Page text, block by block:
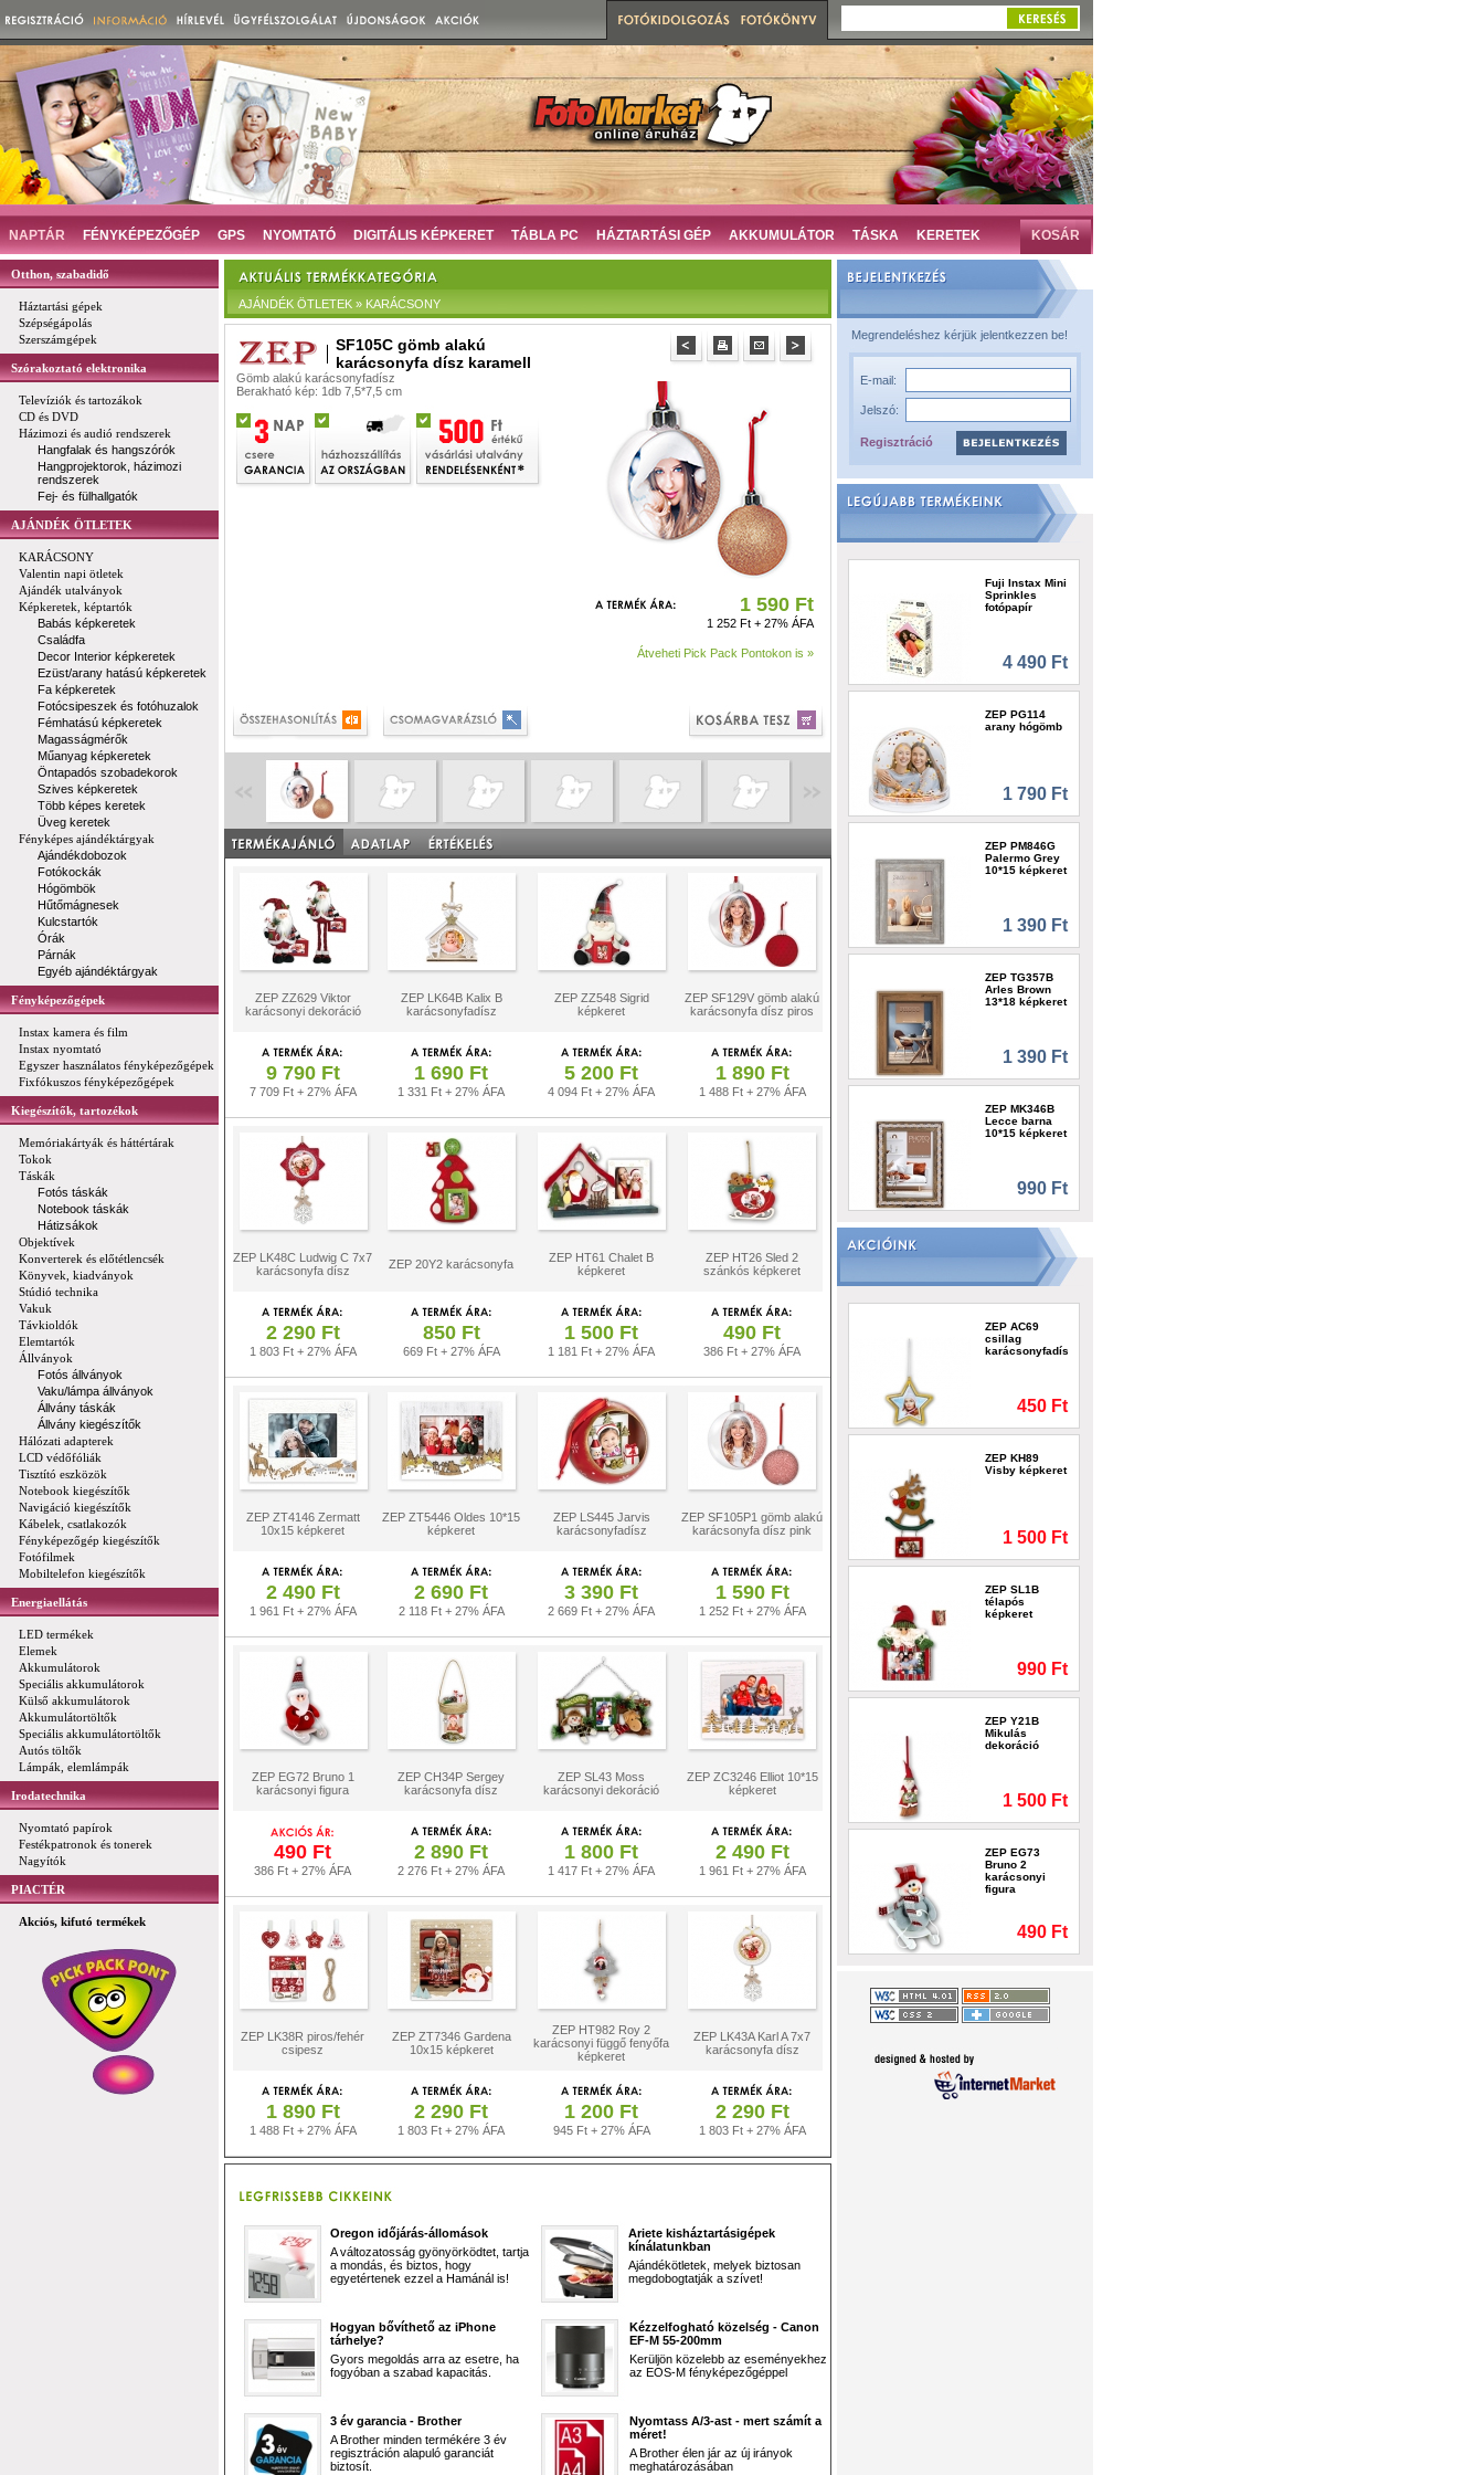
NAPTÁR FÉNYKÉPEZŐGÉP GPS NYOMTATÓ DIGITÁLIS KÉPKERET TÁBLA PC HÁZTARTÁSI GÉP AKKUMULÁTOR TÁSKA KERETEK KOSÁR
Otthon, szabadidő
Háztartási gépek
Szépségápolás
Szerszámgépek
Szórakoztató elektronika
Televíziók és tartozákok
CD és DVD
Házimozi és audió rendszerek
Hangfalak és hangszórók
Hangprojektorok, házimozi
rendszerek
Fej- és fülhallgatók
AJÁNDÉK ÖTLETEK
KARÁCSONY
Valentin napi ötletek
Ajándék utalványok
Képkeretek, képtartók
Babás képkeretek
Családfa
Decor Interior képkeretek
Ezüst/arany hatású képkeretek
Fa képkeretek
Fotócsipeszek és fotóhuzalok
Fémhatású képkeretek
Magasságmérők
Műanyag képkeretek
Öntapadós szobadekorok
Szives képkeretek
Több képes keretek
Üveg keretek
Fényképes ajándéktárgyak
Ajándékdobozok
Fotókockák
Hógömbök
Hűtőmágnesek
Kulcstartók
Órák
Párnák
Egyéb ajándéktárgyak
Fényképezőgépek
Instax kamera és film
Instax nyomtató
Egyszer használatos fényképezőgépek
Fixfókuszos fényképezőgépek
Kiegészítők, tartozékok
Memóriakártyák és háttértárak
Tokok
Táskák
Fotós táskák
Notebook táskák
Hátizsákok
Objektívek
Konverterek és előtétlencsék
Könyvek, kiadványok
Stúdió technika
Vakuk
Távkioldók
Elemtartók
Állványok
Fotós állványok
Vaku/lámpa állványok
Állvány táskák
Állvány kiegészítők
Hálózati adapterek
LCD védőfóliák
Tisztító eszközök
Notebook kiegészítők
Navigáció kiegészítők
Kábelek, csatlakozók
Fényképezőgép kiegészítők
Fotófilmek
Mobiltelefon kiegészítők
Energiaellátás
LED termékek
Elemek
Akkumulátorok
Speciális akkumulátorok
Külső akkumulátorok
Akkumulátortöltők
Speciális akkumulátortöltők
Autós töltők
Lámpák, elemlámpák
Irodatechnika
Nyomtató papírok
Festékpatronok és tonerek
Nagyítók
PIACTÉR
Akciós, kifutó termékek
AJÁNDÉK ÖTLETEK » KARÁCSONY
SF105C gömb alakú
karácsonyfa dísz karamell
Gömb alakú karácsonyfadísz
Berakható kép: 1db 7,5*7,5 cm
1 590 Ft
1 252 Ft + 27% ÁFA
Átveheti Pick Pack Pontokon is »
ZEP ZZ629 Viktor
karácsonyi dekoráció
ZEP LK64B Kalix B
karácsonyfadísz
ZEP ZZ548 Sigrid
képkeret
ZEP SF129V gömb alakú
karácsonyfa dísz piros
9 790 Ft
7 709 Ft + 27% ÁFA
1 690 Ft
1 331 Ft + 27% ÁFA
5 200 Ft
4 094 Ft + 27% ÁFA
1 890 Ft
1 488 Ft + 27% ÁFA
ZEP LK48C Ludwig C 7x7
karácsonyfa dísz
ZEP 20Y2 karácsonyfa
ZEP HT61 Chalet B
képkeret
ZEP HT26 Sled 2
szánkós képkeret
2 290 Ft
1 803 Ft + 27% ÁFA
850 Ft
669 Ft + 27% ÁFA
1 500 Ft
1 181 Ft + 27% ÁFA
490 Ft
386 Ft + 27% ÁFA
ZEP ZT4146 Zermatt
10x15 képkeret
ZEP ZT5446 Oldes 10*15
képkeret
ZEP LS445 Jarvis
karácsonyfadísz
ZEP SF105P1 gömb alakú
karácsonyfa dísz pink
2 490 Ft
1 961 Ft + 27% ÁFA
2 690 Ft
2 118 Ft + 27% ÁFA
3 390 Ft
2 669 Ft + 27% ÁFA
1 590 Ft
1 252 Ft + 27% ÁFA
ZEP EG72 Bruno 1
karácsonyi figura
ZEP CH34P Sergey
karácsonyfa dísz
ZEP SL43 Moss
karácsonyi dekoráció
ZEP ZC3246 Elliot 10*15
képkeret
490 Ft
386 Ft + 27% ÁFA
2 890 Ft
2 276 Ft + 27% ÁFA
1 800 Ft
1 417 Ft + 27% ÁFA
2 490 Ft
1 961 Ft + 27% ÁFA
ZEP LK38R piros/fehér
csipesz
ZEP ZT7346 Gardena
10x15 képkeret
ZEP HT982 Roy 2
karácsonyi függő fenyőfa
képkeret
ZEP LK43A Karl A 7x7
karácsonyfa dísz
1 890 Ft
1 488 Ft + 27% ÁFA
2 290 Ft
1 803 Ft + 27% ÁFA
1 200 Ft
945 Ft + 27% ÁFA
2 290 Ft
1 803 Ft + 27% ÁFA
Oregon időjárás-állomások
A változatosság gyönyörködtet, tartja
a mondás, és biztos, hogy
egyetértenek ezzel a Hamánál is!
Ariete kisháztartásigépek
kínálatunkban
Ajándékötletek, melyek biztosan
megdobogtatják a szívet!
Hogyan bővíthető az iPhone
tárhelye?
Gyors megoldás arra az esetre, ha
fogyóban a szabad kapacitás.
Kézzelfogható közelség - Canon
EF-M 55-200mm
Kerüljön közelebb az eseményekhez
az EOS-M fényképezőgéppel
3 év garancia - Brother
A Brother minden termékére 3 év
regisztráción alapuló garanciát
biztosít.
Nyomtass A/3-ast - mert számít a
méret!
A Brother élen jár az új irányok
meghatározásában
Megrendeléshez kérjük jelentkezzen be!
E-mail:
Jelszó:
Regisztráció
Fuji Instax Mini
Sprinkles
fotópapír
4 490 Ft
ZEP PG114
arany hógömb
1 790 Ft
ZEP PM846G
Palermo Grey
10*15 képkeret
1 390 Ft
ZEP TG357B
Arles Brown
13*18 képkeret
1 390 Ft
ZEP MK346B
Lecce barna
10*15 képkeret
990 Ft
ZEP AC69
csillag
karácsonyfadísz
450 Ft
ZEP KH89
Visby képkeret
1 500 Ft
ZEP SL1B
télapós
képkeret
990 Ft
ZEP Y21B
Mikulás
dekoráció
1 500 Ft
ZEP EG73
Bruno 2
karácsonyi
figura
490 Ft